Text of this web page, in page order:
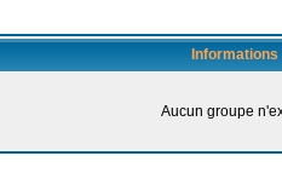
Informations
Aucun groupe